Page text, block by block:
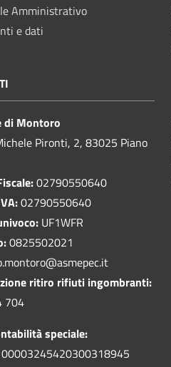
Amministrativo
e dati
di Montoro
Pironti, 2, 83025 Piano
02790550640
02790550640
UF1WFR
0825502021
ritiro rifiuti ingombranti:
704
speciale: